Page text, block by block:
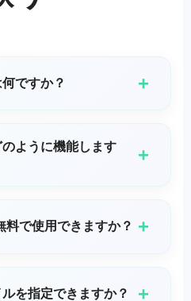
ですか？ +
術です。人工知能を使用し
に聞こえる歌唱パフォーマ
ように機能します
+
の歌声で訓練された高度な
す。システムは歌詞のテキ
析して、自然に聞こえる歌
ます。ピッチ、タイミン
。
で使用できますか？ +
ン: 音声オプションと生成
を指定できますか？ +